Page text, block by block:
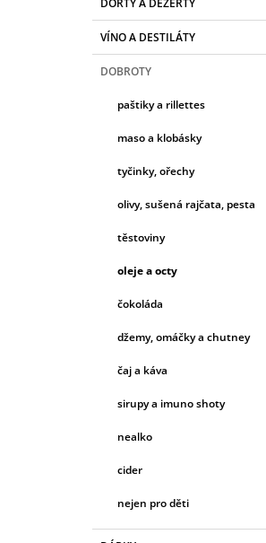
kategorie
T
G
O
DORTY A DEZERTY
VÍNO A DESTILÁTY
DOBROTY
paštiky a rillettes
maso a klobásky
tyčinky, ořechy
olivy, sušená rajčata, pesta
těstoviny
oleje a octy
čokoláda
džemy, omáčky a chutney
čaj a káva
sirupy a imuno shoty
nealko
cider
nejen pro děti
420 Kč